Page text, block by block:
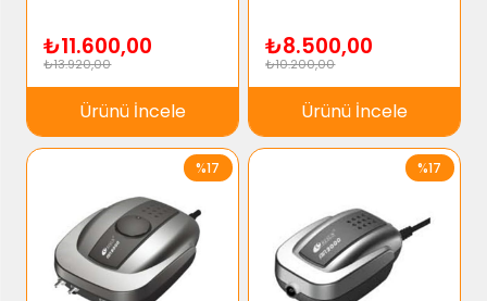
₺11.600,00
₺13.920,00
Ürünü İncele
₺8.500,00
₺10.200,00
Ürünü İncele
%17 %17